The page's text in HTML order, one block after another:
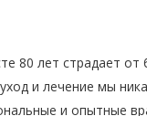
80 лет страдает
и лечение мы
и опытные